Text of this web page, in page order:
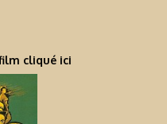
cliqué ici